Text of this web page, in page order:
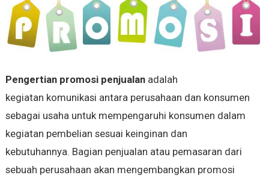
Pengertian promosi penjualanadalah
kegiatan komunikasi antara perusahaan dan konsumen
sebagai usaha untuk mempengaruhi konsumen dalam
kegiatan pembelian sesuai keinginan dan
kebutuhannya. Bagian penjualan atau pemasaran dari
sebuah perusahaan akan mengembangkan promosi